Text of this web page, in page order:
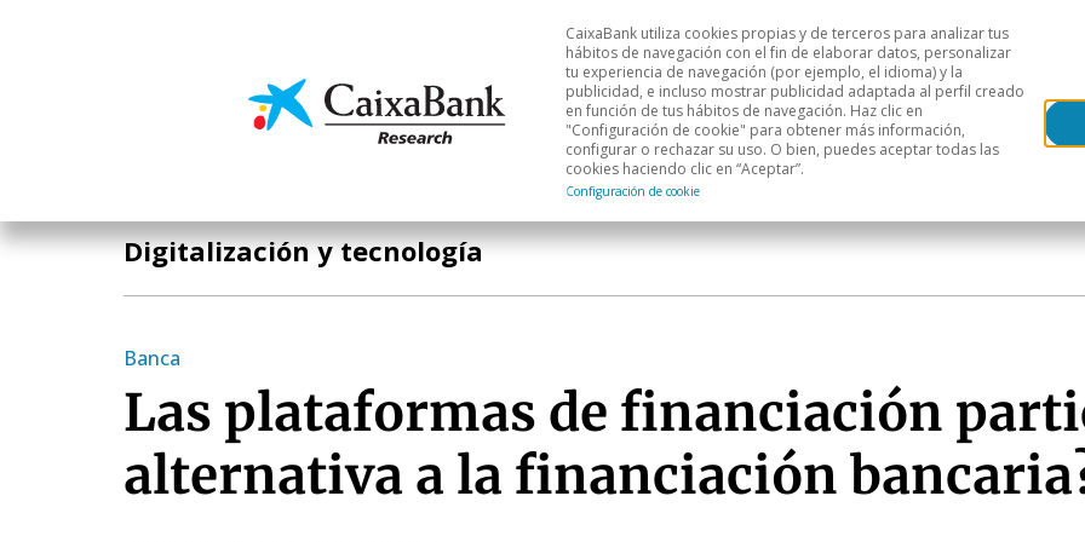
Economía y mercados Análisis sectorial Áreas geográficas
CaixaBank utiliza cookies propias y de terceros para analizar tus
hábitos de navegación con el fin de elaborar datos, personalizar
tu experiencia de navegación (por ejemplo, el idioma) y la
publicidad, e incluso mostrar publicidad adaptada al perfil creado
en función de tus hábitos de navegación. Haz clic en
"Configuración de cookie" para obtener más información,
configurar o rechazar su uso. O bien, puedes aceptar todas las
cookies haciendo clic en “Aceptar”.
Configuración de cookie
Digitalización y tecnología
Banca
Las plataformas de financiación
alternativa a la financiación